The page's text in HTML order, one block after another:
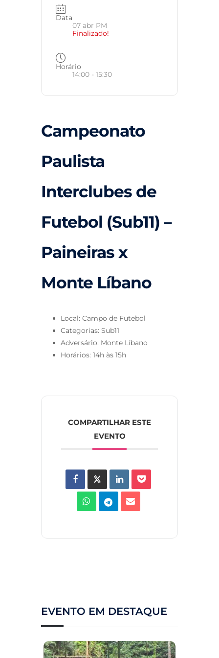
Data
07 abr PM
Finalizado!
Horário
14:00 - 15:30
Campeonato
Paulista
Interclubes de
Futebol (Sub11) –
Paineiras x
Monte Líbano
Local: Campo de Futebol
Categorias: Sub11
Adversário: Monte Líbano
Horários: 14h às 15h
COMPARTILHAR ESTE
EVENTO
EVENTO EM DESTAQUE